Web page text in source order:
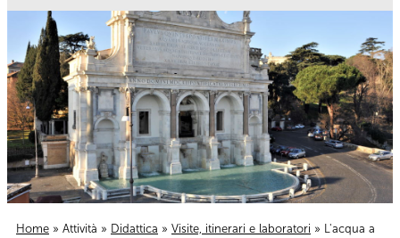
Home » Attività » Didattica » Visite, itinerari e laboratori » L'acqua a